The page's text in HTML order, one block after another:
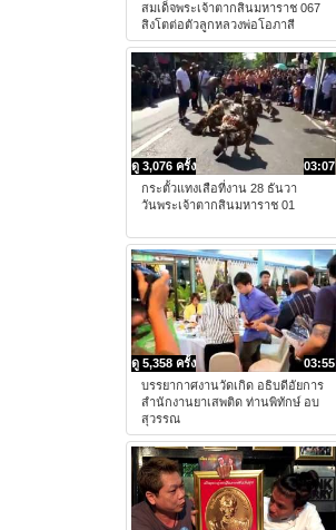
สมเด็จพระเจ้าตากสินมหาราช 067
สิงโตต่อตัวลูกหลวงพ่อโอภาสี
03:07
ดู 3,076 ครั้ง
กระตั้วแทงเสือที่งาน 28 ธันวา
วันพระเจ้าตากสินมหาราช 01
03:55
ดู 5,358 ครั้ง
บรรยากาศงานวัดเกิด อธิบดีอัยการ
สำนักงานยาเสพติด ท่านพิทักษ์ อบ
สุวรรณ